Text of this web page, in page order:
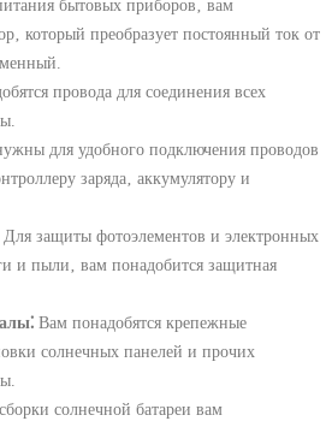
бытовых приборов‚ вам
который преобразует постоянный ток от
провода для соединения всех
для удобного подключения проводов
заряда‚ аккумулятору и
Для защиты фотоэлементов и электронных
и пыли‚ вам понадобится защитная
Вам понадобятся крепежные
солнечных панелей и прочих
солнечной батареи вам